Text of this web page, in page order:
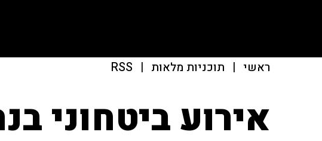
ראשי | תוכניות מלאות |
RSS
אירוע ביטחוני